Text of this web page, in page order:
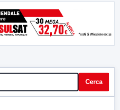
Cerca